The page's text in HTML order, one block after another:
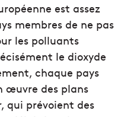
est assez
membres de ne pas
les polluants
le dioxyde
chaque pays
œuvre des plans
qui prévoient des